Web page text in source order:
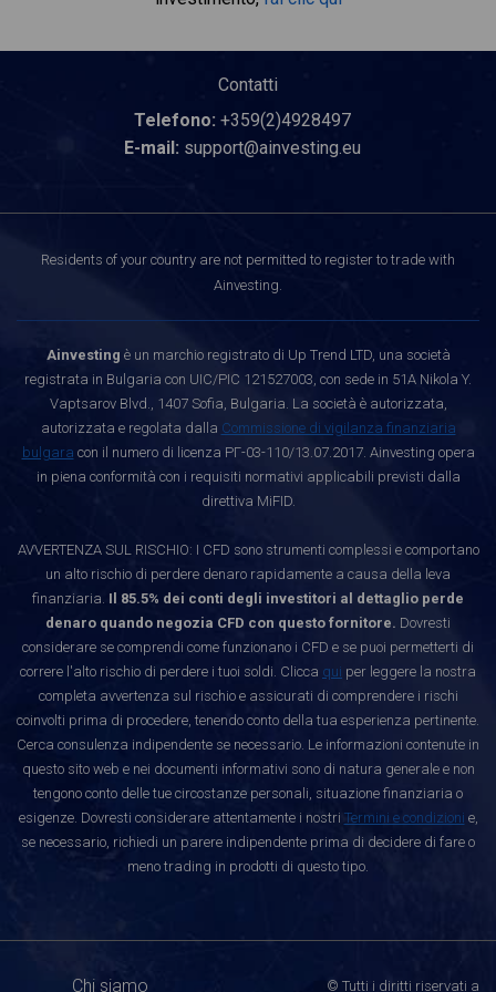
Contatti
Telefono: +359(2)4928497
E-mail: support@ainvesting.eu
Residents of your country are not permitted to register to trade with
Ainvesting.
Ainvesting è un marchio registrato di Up Trend LTD, una società
registrata in Bulgaria con UIC/PIC 121527003, con sede in 51A Nikola Y.
Vaptsarov Blvd., 1407 Sofia, Bulgaria. La società è autorizzata,
autorizzata e regolata dalla Commissione di vigilanza finanziaria
bulgara con il numero di licenza РГ-03-110/13.07.2017. Ainvesting opera
in piena conformità con i requisiti normativi applicabili previsti dalla
direttiva MiFID.
AVVERTENZA SUL RISCHIO: I CFD sono strumenti complessi e comportano
un alto rischio di perdere denaro rapidamente a causa della leva
finanziaria. Il 85.5% dei conti degli investitori al dettaglio perde
denaro quando negozia CFD con questo fornitore. Dovresti
considerare se comprendi come funzionano i CFD e se puoi permetterti di
correre l'alto rischio di perdere i tuoi soldi. Clicca qui per leggere la nostra
completa avvertenza sul rischio e assicurati di comprendere i rischi
coinvolti prima di procedere, tenendo conto della tua esperienza pertinente.
Cerca consulenza indipendente se necessario. Le informazioni contenute in
questo sito web e nei documenti informativi sono di natura generale e non
tengono conto delle tue circostanze personali, situazione finanziaria o
esigenze. Dovresti considerare attentamente i nostri Termini e condizioni e,
se necessario, richiedi un parere indipendente prima di decidere di fare o
meno trading in prodotti di questo tipo.
Chi siamo © Tutti i diritti riservati a